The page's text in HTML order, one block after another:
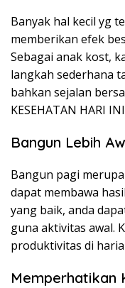
Banyak hal kecil yg
memberikan efek
Sebagai anak kost,
langkah sederhana
bahkan sejalan
KESEHATAN HARI
Bangun Lebih
Bangun pagi
dapat membawa
yang baik, anda
guna aktivitas awal.
produktivitas di
Memperhatikan